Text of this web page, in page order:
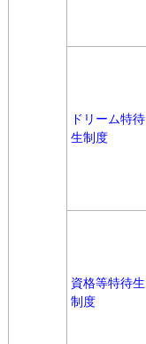
ドリーム特待
生制度
資格等特待生
制度